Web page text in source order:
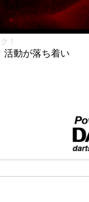
！
活動が落ち着い